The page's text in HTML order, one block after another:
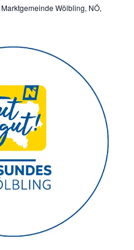
Marktgemeinde Wölbling, NÖ,